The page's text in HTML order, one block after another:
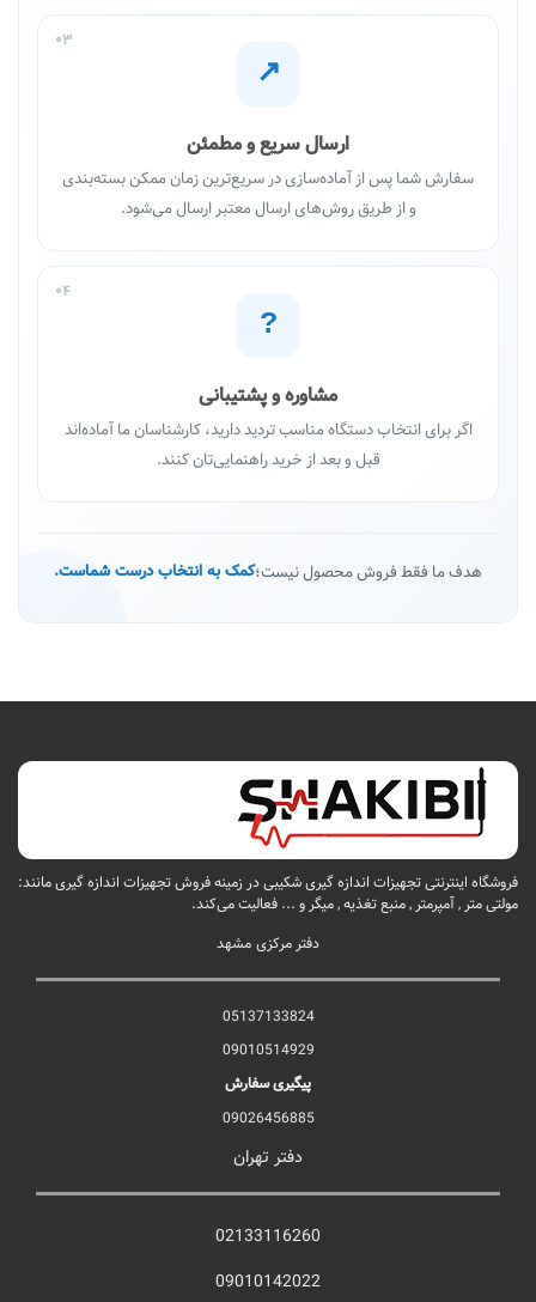
03
↗
ارسال سریع و مطمئن
سفارش شما پس از آماده‌سازی در سریع‌ترین زمان ممکن بسته‌بندی
و از طریق روش‌های ارسال معتبر ارسال می‌شود.
04
?
مشاوره و پشتیبانی
اگر برای انتخاب دستگاه مناسب تردید دارید، کارشناسان ما آماده‌اند
قبل و بعد از خرید راهنمایی‌تان کنند.
هدف ما فقط فروش محصول نیست؛کمک به انتخاب درست شماست.
فروشگاه اینترنتی تجهیزات اندازه گیری شکیبی در زمینه فروش تجهیزات اندازه گیری مانند:
مولتی متر , آمپرمتر , منبع تغذیه , میگر و ... فعالیت می‌کند.
دفتر مرکزی مشهد
05137133824
09010514929
پیگیری سفارش
09026456885
دفتر تهران
02133116260
09010142022